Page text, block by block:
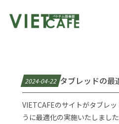
2024-04-22 タブレッドの最
VIETCAFEのサイトがタブレ
うに最適化の実施いたしまし